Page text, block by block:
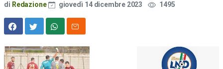
di Redazione giovedì 14 dicembre 2023 1495